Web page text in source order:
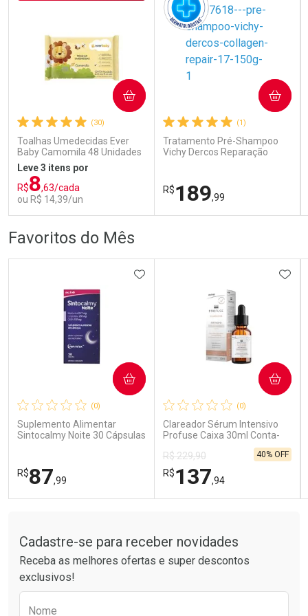
Comprar sem Desconto
Por R$ 166,99/cada
Comprar sem Desconto
Por R$ 166,99/cada
Comprar sem Desconto
Por R$ 389,99/cada
Comprar sem Desconto
Por R$ 389,99/cada
(30)
Toalhas Umedecidas Ever
Baby Camomila 48 Unidades
Leve 3 itens por
R$8,63/cada
ou R$ 14,39/un
COMPRAR
Comprar sem Desconto
Por R$ 14,39/cada
Por Menos
Comprar sem Desconto
Por R$ 14,39/cada
(1)
Tratamento Pré-Shampoo
Vichy Dercos Reparação
R$189,99
COMPRAR
Comprar sem Desconto
Por R$ 189,99/cada
Por Menos
Comprar sem Desconto
Por R$ 189,99/cada
Favoritos do Mês
(0)
Suplemento Alimentar
Sintocalmy Noite 30 Cápsulas
R$87,99
ADICIONAR AOS FAVORITOS
COMPRAR
Laboratório
Por Menos
(0)
Clareador Sérum Intensivo
Profuse Caixa 30ml Conta-
R$ 229,90
R$137,94
40% OFF
COMPRAR
Laboratório
Por Menos
Cadastre-se para receber novidades
Receba as melhores ofertas e super descontos
exclusivos!
Nome